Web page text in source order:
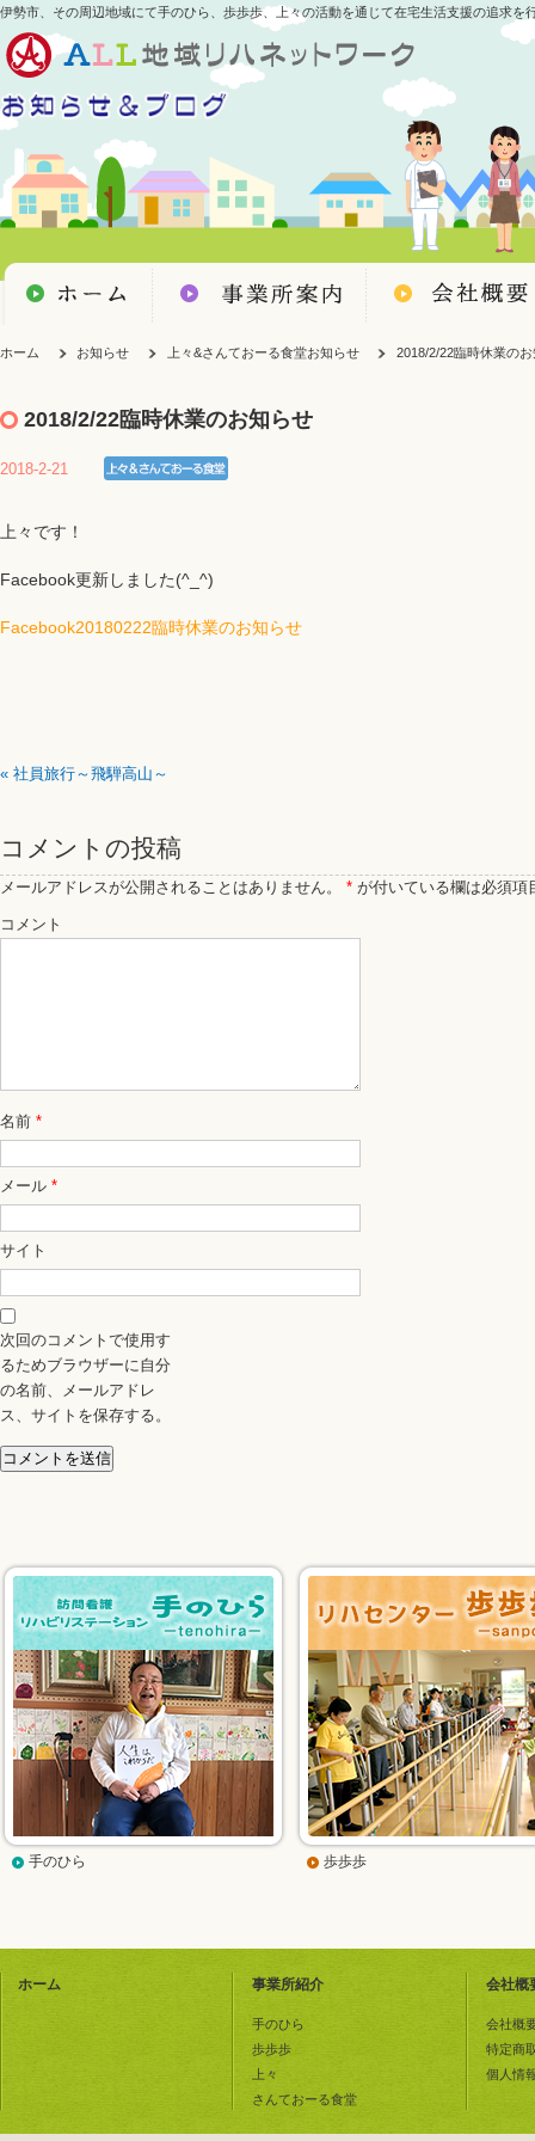
伊勢市、その周辺地域にて手のひら、歩歩歩、上々の活動を通じて在宅生活支援の追求を
ホーム お知らせ 上々&さんておーる食堂お知らせ 2018/2/22臨時休業の
2018/2/22臨時休業のお知らせ
2018-2-21
上々です！
Facebook更新しました(^_^)
Facebook20180222臨時休業のお知らせ
« 社員旅行～飛騨高山～
コメントの投稿
メールアドレスが公開されることはありません。 * が付いている欄は必須項
コメント
名前 *
メール *
サイト
次回のコメントで使用す
るためブラウザーに自分
の名前、メールアドレ
ス、サイトを保存する。
手のひら 歩歩歩
ホーム 事業所紹介
手のひら
歩歩歩
上々
さんておーる食堂
会社概
会社概
特定商
個人情